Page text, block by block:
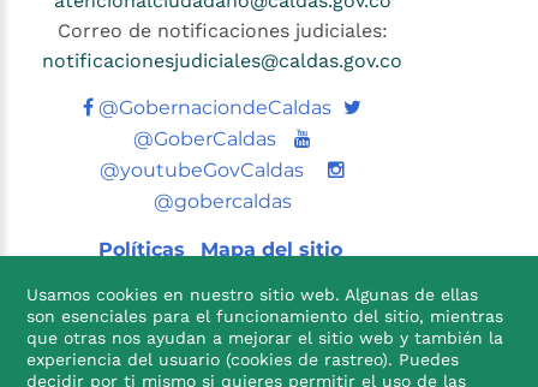
Correo de notificaciones judiciales:
notificacionesjudiciales@caldas.gov.co
@GobernaciondeCaldas Twitter
@GoberCaldas
Youtube
@youtubeGovCaldas
@gobercaldas
Políticas Mapa del sitio
Usamos cookies en nuestro sitio web. Algunas de ellas
son esenciales para el funcionamiento del sitio, mientras
que otras nos ayudan a mejorar el sitio web y también la
experiencia del usuario (cookies de rastreo). Puedes
decidir por ti mismo si quieres permitir el uso de las